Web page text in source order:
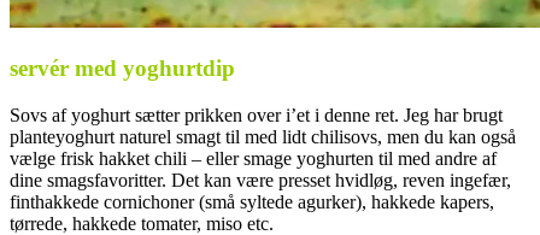
servér med yoghurtdip
Sovs af yoghurt sætter prikken over i’et i denne ret. Jeg har brugt
planteyoghurt naturel smagt til med lidt chilisovs, men du kan også
vælge frisk hakket chili – eller smage yoghurten til med andre af
dine smagsfavoritter. Det kan være presset hvidløg, reven ingefær,
finthakkede cornichoner (små syltede agurker), hakkede kapers,
tørrede, hakkede tomater, miso etc.